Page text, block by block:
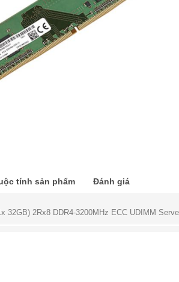
tính sản phẩm Đánh giá
32GB) 2Rx8 DDR4-3200MHz ECC UDIMM